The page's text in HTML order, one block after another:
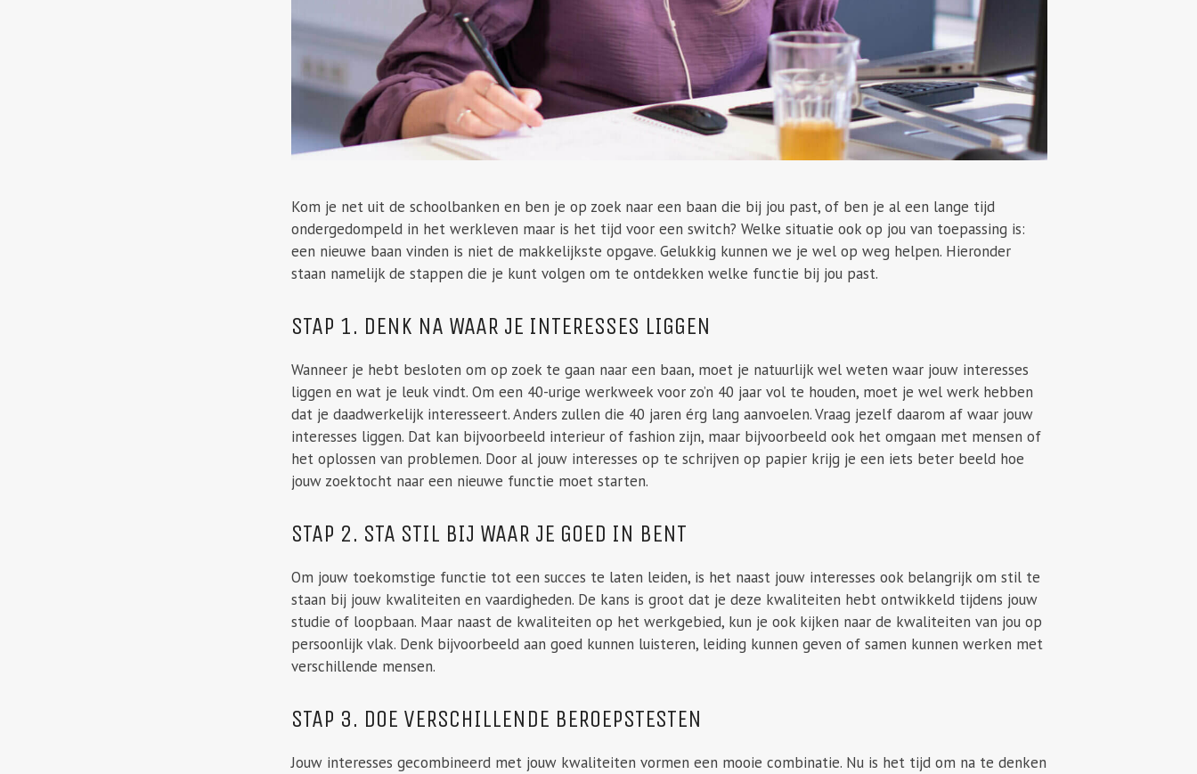
Kom je net uit de schoolbanken en ben je op zoek naar een baan die bij jou past, of ben je al een lange tijd
ondergedompeld in het werkleven maar is het tijd voor een switch? Welke situatie ook op jou van toepassing is:
een nieuwe baan vinden is niet de makkelijkste opgave. Gelukkig kunnen we je wel op weg helpen. Hieronder
staan namelijk de stappen die je kunt volgen om te ontdekken welke functie bij jou past.
STAP 1. DENK NA WAAR JE INTERESSES LIGGEN
Wanneer je hebt besloten om op zoek te gaan naar een baan, moet je natuurlijk wel weten waar jouw interesses
liggen en wat je leuk vindt. Om een 40-urige werkweek voor zo’n 40 jaar vol te houden, moet je wel werk hebben
dat je daadwerkelijk interesseert. Anders zullen die 40 jaren érg lang aanvoelen. Vraag jezelf daarom af waar jouw
interesses liggen. Dat kan bijvoorbeeld interieur of fashion zijn, maar bijvoorbeeld ook het omgaan met mensen of
het oplossen van problemen. Door al jouw interesses op te schrijven op papier krijg je een iets beter beeld hoe
jouw zoektocht naar een nieuwe functie moet starten.
STAP 2. STA STIL BIJ WAAR JE GOED IN BENT
Om jouw toekomstige functie tot een succes te laten leiden, is het naast jouw interesses ook belangrijk om stil te
staan bij jouw kwaliteiten en vaardigheden. De kans is groot dat je deze kwaliteiten hebt ontwikkeld tijdens jouw
studie of loopbaan. Maar naast de kwaliteiten op het werkgebied, kun je ook kijken naar de kwaliteiten van jou op
persoonlijk vlak. Denk bijvoorbeeld aan goed kunnen luisteren, leiding kunnen geven of samen kunnen werken met
verschillende mensen.
STAP 3. DOE VERSCHILLENDE BEROEPSTESTEN
Jouw interesses gecombineerd met jouw kwaliteiten vormen een mooie combinatie. Nu is het tijd om na te denken